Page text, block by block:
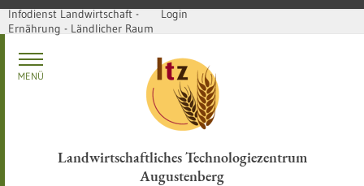
Passer au contenu
Infodienst Landwirtschaft -
Ernährung - Ländlicher Raum
Login
Landwirtschaftliches Technologiezentrum
Augustenberg
MENÜ